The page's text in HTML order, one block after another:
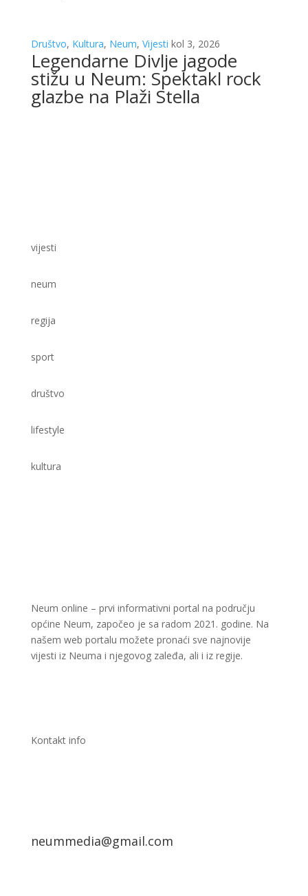
Društvo, Kultura, Neum, Vijesti kol 3, 2026
Legendarne Divlje jagode
stižu u Neum: Spektakl rock
glazbe na Plaži Stella
vijesti
neum
regija
sport
društvo
lifestyle
kultura
Neum online – prvi informativni portal na području
općine Neum, započeo je sa radom 2021. godine. Na
našem web portalu možete pronaći sve najnovije
vijesti iz Neuma i njegovog zaleđa, ali i iz regije.
Kontakt info
neummedia@gmail.com